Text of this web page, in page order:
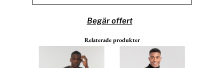
Begär offert
Relaterade produkter